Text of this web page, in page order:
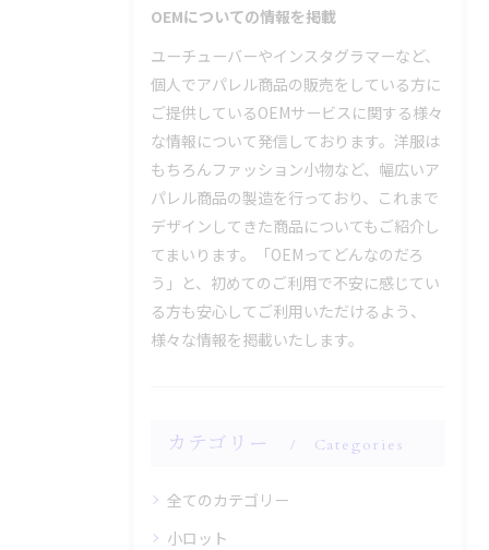
OEMについての情報を掲載
ユーチューバーやインスタグラマーなど、
個人でアパレル商品の販売をしている方に
ご提供しているOEMサービスに関する様々
な情報について発信しております。洋服は
もちろんファッション小物など、幅広いア
パレル商品の製造を行っており、これまで
デザインしてきた商品についてもご紹介し
てまいります。「OEMってどんなのだろ
う」と、初めてのご利用で不安に感じてい
る方も安心してご利用いただけるよう、
様々な情報を掲載いたします。
カテゴリー Categories
全てのカテゴリー
小ロット